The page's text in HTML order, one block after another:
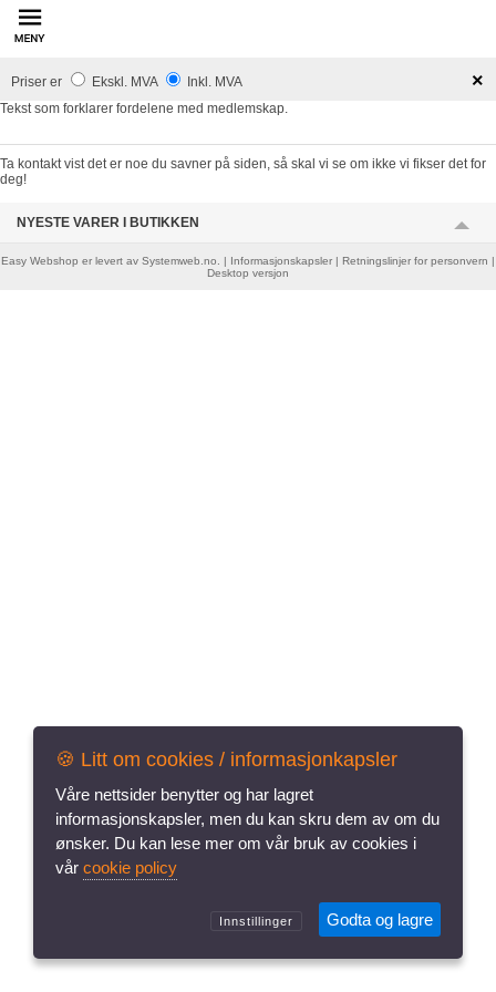
innhold
×
Priser er Ekskl. MVA
Inkl. MVA
Tekst som forklarer fordelene med medlemskap.
deg!
NYESTE VARER I BUTIKKEN
Easy Webshop er levert av Systemweb.no . | Informasjonskapsler | Retningslinjer for personvern |
Desktop versjon
🍪 Litt om cookies / informasjonkapsler
vår cookie policy
Innstillinger Godta og lagre